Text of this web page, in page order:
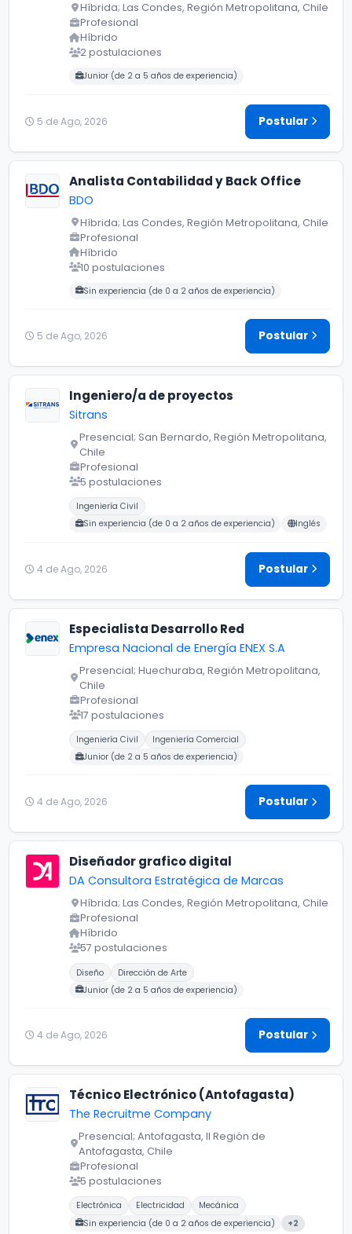
Híbrida; Las Condes, Región Metropolitana, Chile
Profesional
Híbrido
2 postulaciones
Carreras buscadas:
Junior (de 2 a 5 años de experiencia)
5 de Ago, 2026 Postular
Analista Contabilidad y Back Office
BDO
Híbrida; Las Condes, Región Metropolitana, Chile
Profesional
Híbrido
10 postulaciones
Carreras buscadas:
Sin experiencia (de 0 a 2 años de experiencia)
5 de Ago, 2026 Postular
Ingeniero/a de proyectos
Sitrans
Presencial; San Bernardo, Región Metropolitana,
Chile
Profesional
5 postulaciones
Carreras buscadas:
Ingeniería Civil
Sin experiencia (de 0 a 2 años de experiencia)
Idiomas buscados:
Inglés
4 de Ago, 2026 Postular
Especialista Desarrollo Red
Empresa Nacional de Energía ENEX S.A
Presencial; Huechuraba, Región Metropolitana,
Chile
Profesional
17 postulaciones
Carreras buscadas:
Ingeniería Civil
Ingeniería Comercial
Junior (de 2 a 5 años de experiencia)
4 de Ago, 2026 Postular
Diseñador grafico digital
DA Consultora Estratégica de Marcas
Híbrida; Las Condes, Región Metropolitana, Chile
Profesional
Híbrido
57 postulaciones
Carreras buscadas:
Diseño
Dirección de Arte
Junior (de 2 a 5 años de experiencia)
4 de Ago, 2026 Postular
Técnico Electrónico (Antofagasta)
The Recruitme Company
Presencial; Antofagasta, II Región de
Antofagasta, Chile
Profesional
5 postulaciones
Carreras buscadas:
Electrónica Electricidad
Mecánica
Sin experiencia (de 0 a 2 años de experiencia)
+2